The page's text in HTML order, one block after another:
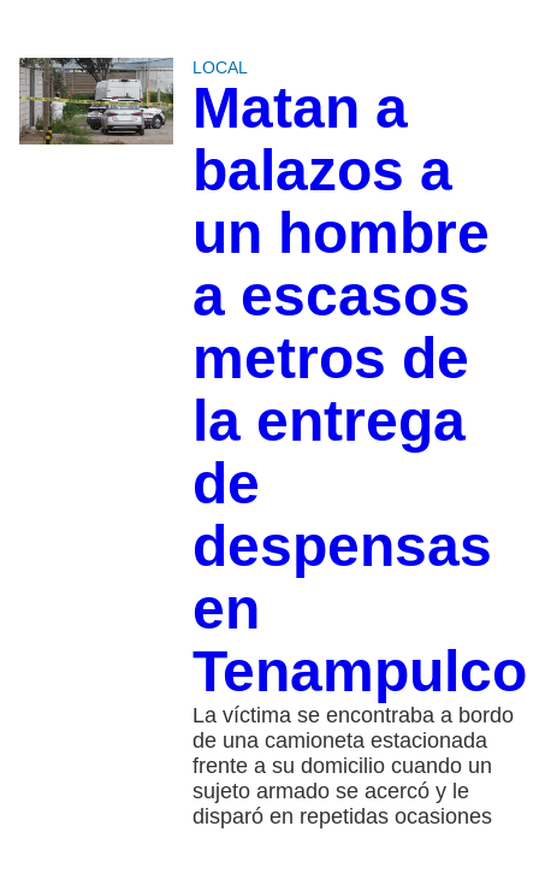
LOCAL
Matan a
balazos a
un hombre
a escasos
metros de
la entrega
de
despensas
en
Tenampulco
La víctima se encontraba a bordo
de una camioneta estacionada
frente a su domicilio cuando un
sujeto armado se acercó y le
disparó en repetidas ocasiones